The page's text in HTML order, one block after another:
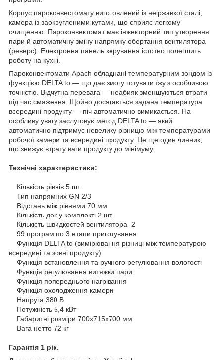
Корпус пароконвестомату виготовлений із неіржавкої сталі,
камера із заокругленими кутами, що сприяє легкому
очищенню. Пароконвектомат має інжекторний тип утворення
пари й автоматичну зміну напрямку обертання вентилятора
(реверс). Електронна панель керування істотно полегшить
роботу на кухні.
Пароконвектомати Apach обладнані температурним зондом із
функцією DELTA to — що дає змогу готувати їжу з особливою
точністю. Відчутна перевага — неабияк зменшуються втрати
під час смаження. Щойно досягається задана температура
всередині продукту — піч автоматично вимикається. На
особливу увагу заслуговує метод DELTA to — який
автоматично підтримує невелику різницю між температурами
робочої камери та всередині продукту. Це ще один чинник,
що знижує втрату ваги продукту до мінімуму.
Технічні характеристики:
Кількість рівнів 5 шт.
Тип напрямних GN 2/3
Відстань між рівнями 70 мм
Кількість дек у комплекті 2 шт.
Кількість швидкостей вентилятора 2
99 програм по 3 етапи приготування
Функція DELTA to (вимірювання різниці між температурою
всередині та зовні продукту)
Функція встановлення та ручного регулювання вологості
Функція регулювання витяжки пари
Функція попереднього нагрівання
Функція охолодження камери
Напруга 380 В
Потужність 5,4 кВт
Габаритні розміри 700х715х700 мм
Вага нетто 72 кг
Гарантія 1 рік.